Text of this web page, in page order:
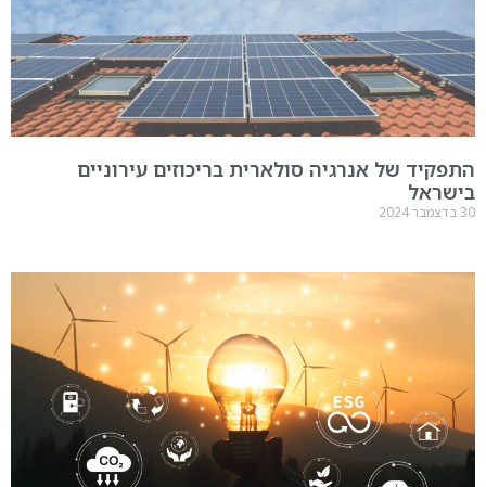
התפקיד של אנרגיה סולארית בריכוזים עירוניים
בישראל
30 בדצמבר 2024